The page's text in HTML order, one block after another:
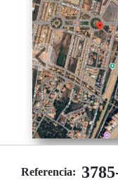
Referencia: